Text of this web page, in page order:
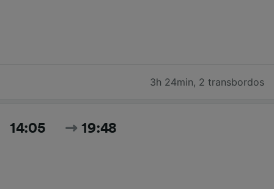
3h 24min, 2 transbordos
14:05 19:48